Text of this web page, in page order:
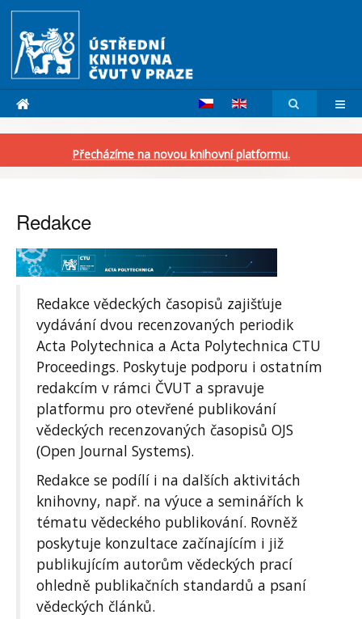
Přecházíme na novou knihovní platformu.
Redakce
Redakce vědeckých časopisů zajišťuje
vydávání dvou recenzovaných periodik
Acta Polytechnica a Acta Polytechnica CTU
Proceedings. Poskytuje podporu i ostatním
redakcím v rámci ČVUT a spravuje
platformu pro otevřené publikování
vědeckých recenzovaných časopisů OJS
(Open Journal Systems).
Redakce se podílí i na dalších aktivitách
knihovny, např. na výuce a seminářích k
tématu vědeckého publikování. Rovněž
poskytuje konzultace začínajícím i již
publikujícím autorům vědeckých prací
ohledně publikačních standardů a psaní
vědeckých článků.